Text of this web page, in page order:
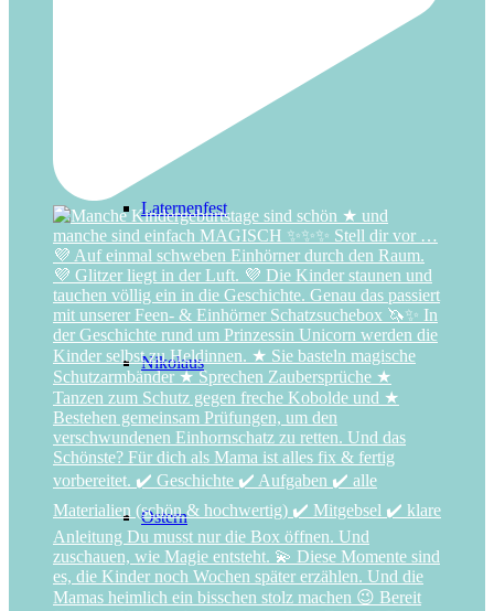
Laternenfest
Nikolaus
Ostern